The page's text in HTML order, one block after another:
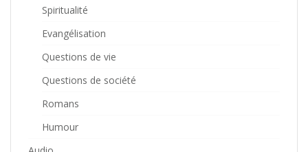
Spiritualité
Evangélisation
Questions de vie
Questions de société
Romans
Humour